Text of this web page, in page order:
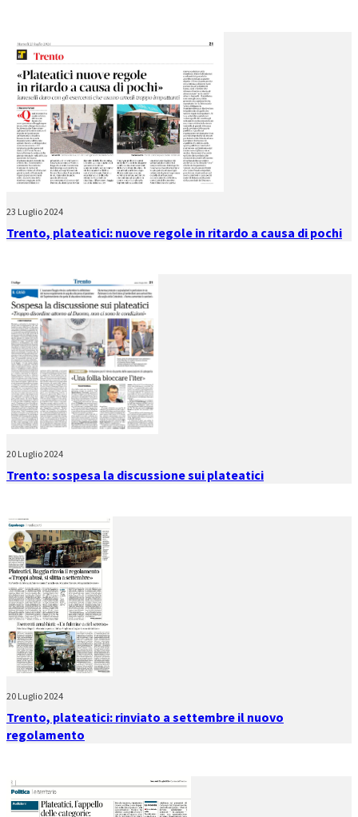
23 Luglio 2024
Trento, plateatici: nuove regole in ritardo a causa di pochi
20 Luglio 2024
Trento: sospesa la discussione sui plateatici
20 Luglio 2024
Trento, plateatici: rinviato a settembre il nuovo
regolamento